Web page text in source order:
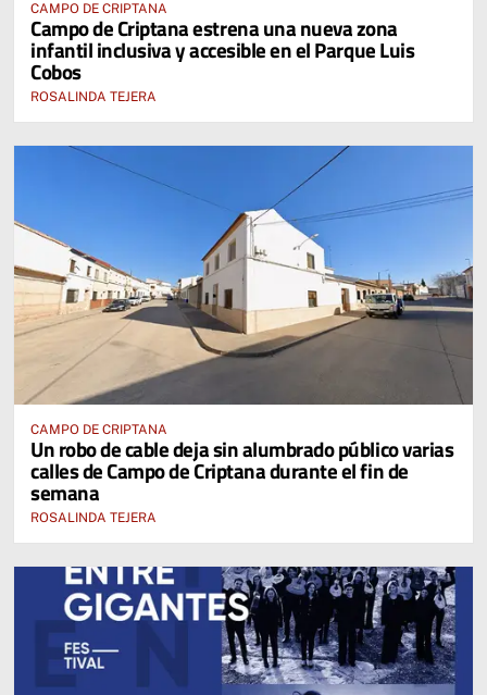
CAMPO DE CRIPTANA
Campo de Criptana estrena una nueva zona
infantil inclusiva y accesible en el Parque Luis
Cobos
ROSALINDA TEJERA
CAMPO DE CRIPTANA
Un robo de cable deja sin alumbrado público varias
calles de Campo de Criptana durante el fin de
semana
ROSALINDA TEJERA